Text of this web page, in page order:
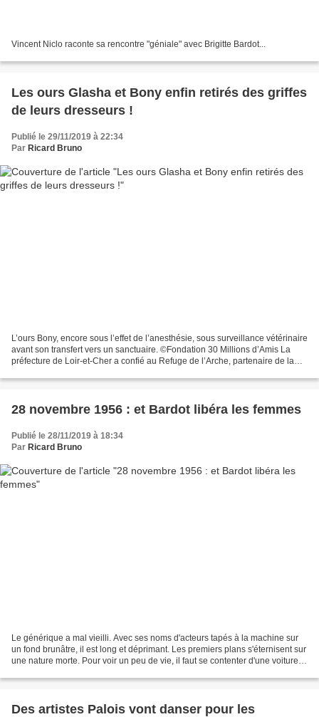
Vincent Niclo raconte sa rencontre "géniale" avec Brigitte Bardot...
Les ours Glasha et Bony enfin retirés des griffes
de leurs dresseurs !
Publié le 29/11/2019 à 22:34
Par Ricard Bruno
L’ours Bony, encore sous l’effet de l’anesthésie, sous surveillance vétérinaire
avant son transfert vers un sanctuaire. ©Fondation 30 Millions d’Amis La
préfecture de Loir-et-Cher a confié au Refuge de l’Arche, partenaire de la
28 novembre 1956 : et Bardot libéra les femmes
Publié le 28/11/2019 à 18:34
Par Ricard Bruno
Le générique a mal vieilli. Avec ses noms d'acteurs tapés à la machine sur
un fond brunâtre, il est long et déprimant. Les premiers plans s'éternisent sur
une nature morte. Pour voir un peu de vie, il faut se contenter d'une voiture
Des artistes Palois vont danser pour les